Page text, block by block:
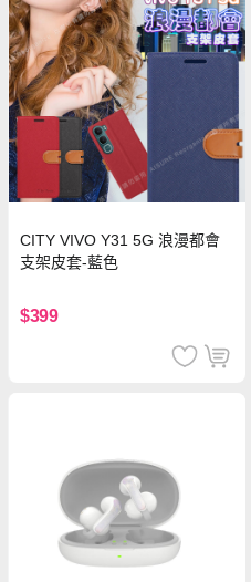
CITY VIVO Y31 5G 浪漫都會
支架皮套-藍色
$399